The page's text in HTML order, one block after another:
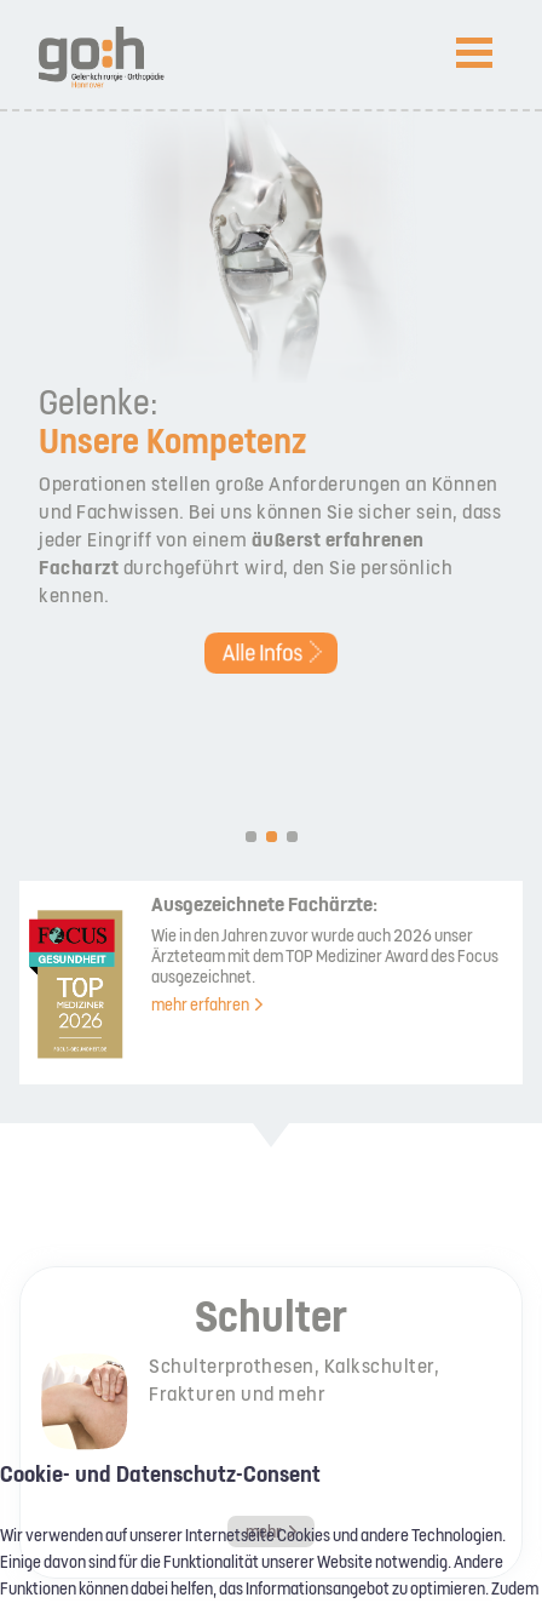
Impressum Datenschutz
Arthroskopietage SPO 2026 in St. Peter-Ording
Prof. Lobenhoffer in Peking ausgezeichnet
Gelenke:
Unsere Kompetenz
Operationen stellen große Anforderungen an Können
und Fachwissen. Bei uns können Sie sicher sein, dass
jeder Eingriff von einem äußerst erfahrenen
Facharzt durchgeführt wird, den Sie persönlich
kennen.
Ausgezeichnete Fachärzte:
Wie in den Jahren zuvor wurde auch 2026 unser
Ärzteteam mit dem TOP Mediziner Award des Focus
ausgezeichnet.
mehr erfahren
Schulter
Schulterprothesen, Kalkschulter,
Frakturen und mehr
mehr
Cookie- und Datenschutz-Consent
Wir verwenden auf unserer Internetseite Cookies und andere Technologien.
Einige davon sind für die Funktionalität unserer Website notwendig. Andere
Funktionen können dabei helfen, das Informationsangebot zu optimieren. Zudem